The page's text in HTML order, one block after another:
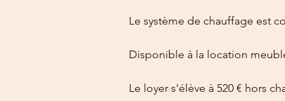
Le système de chauffage est
Disponible à la location
Le loyer s'élève à 520 € hors